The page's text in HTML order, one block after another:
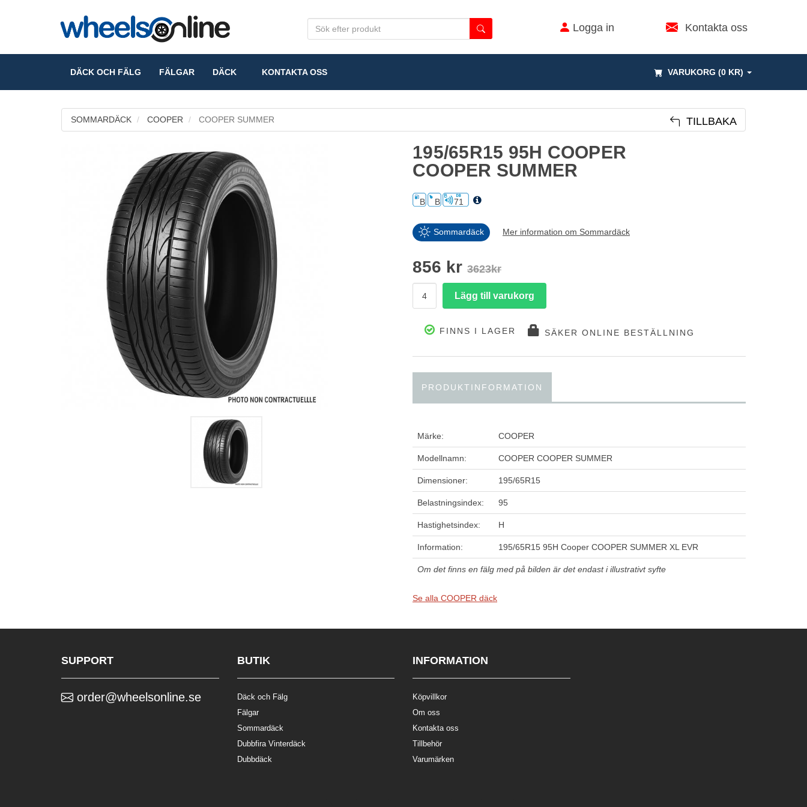
Logga in Kontakta oss
VARUKORG (0 KR)
DÄCK OCH FÄLG FÄLGAR DÄCK KONTAKTA OSS
SOMMARDÄCK COOPER COOPER SUMMER TILLBAKA
195/65R15 95H COOPER
COOPER SUMMER
B B 71
Sommardäck Mer information om Sommardäck
856 kr 3623kr
FINNS I LAGER SÄKER ONLINE BESTÄLLNING
PRODUKTINFORMATION
Märke: COOPER
Modellnamn: COOPER COOPER SUMMER
Dimensioner: 195/65R15
Belastningsindex: 95
Hastighetsindex: H
Information: 195/65R15 95H Cooper COOPER SUMMER XL EVR
Om det finns en fälg med på bilden är det endast i illustrativt syfte
Se alla COOPER däck
SUPPORT
order@wheelsonline.se
BUTIK
Däck och Fälg
Fälgar
Sommardäck
Dubbfira Vinterdäck
Dubbdäck
INFORMATION
Köpvillkor
Om oss
Kontakta oss
Tillbehör
Varumärken